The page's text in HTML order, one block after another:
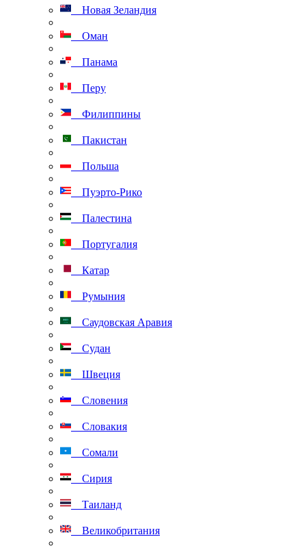
Новая Зеландия
Оман
Панама
Перу
Филиппины
Пакистан
Польша
Пуэрто-Рико
Палестина
Португалия
Катар
Румыния
Саудовская Аравия
Судан
Швеция
Словения
Словакия
Сомали
Сирия
Таиланд
Великобритания